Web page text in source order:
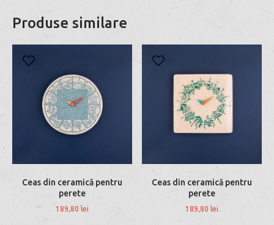
Produse similare
Ceas din ceramică pentru
perete
189,80 lei
Ceas din ceramică pentru
perete
189,80 lei